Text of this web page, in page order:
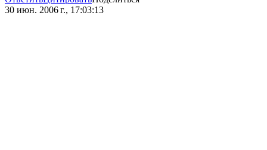
30 июн. 2006 г., 17:03:13